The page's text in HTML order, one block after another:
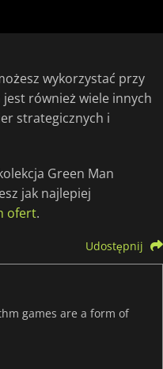
wykorzystać przy
jest również wiele innych
strategicznych i
Green Man
jak najlepiej
ofert.
Udostępnij
games are a form of